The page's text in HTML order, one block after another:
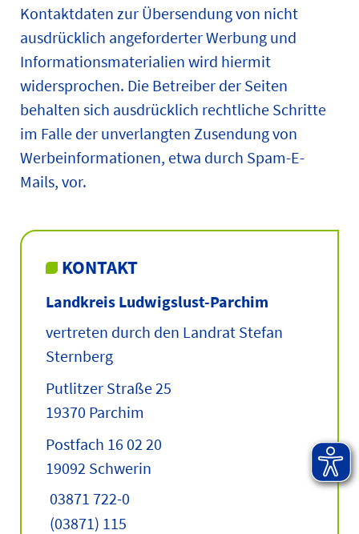
Kontaktdaten zur Übersendung von nicht
ausdrücklich angeforderter Werbung und
Informationsmaterialien wird hiermit
widersprochen. Die Betreiber der Seiten
behalten sich ausdrücklich rechtliche Schritte
im Falle der unverlangten Zusendung von
Werbeinformationen, etwa durch Spam-E-
Mails, vor.
KONTAKT
Landkreis Ludwigslust-Parchim
vertreten durch den Landrat Stefan
Sternberg
Putlitzer Straße 25
19370 Parchim
Postfach 16 02 20
19092 Schwerin
03871 722-0
(03871) 115